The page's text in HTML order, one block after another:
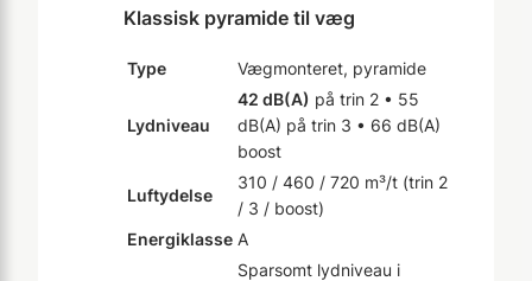
Klassisk pyramide til væg
Type Vægmonteret, pyramide
Lydniveau
42 dB(A) på trin 2 • 55
dB(A) på trin 3 • 66 dB(A)
boost
Luftydelse
310 / 460 / 720 m³/t (trin 2
/ 3 / boost)
Energiklasse A
Sparsomt lydniveau i